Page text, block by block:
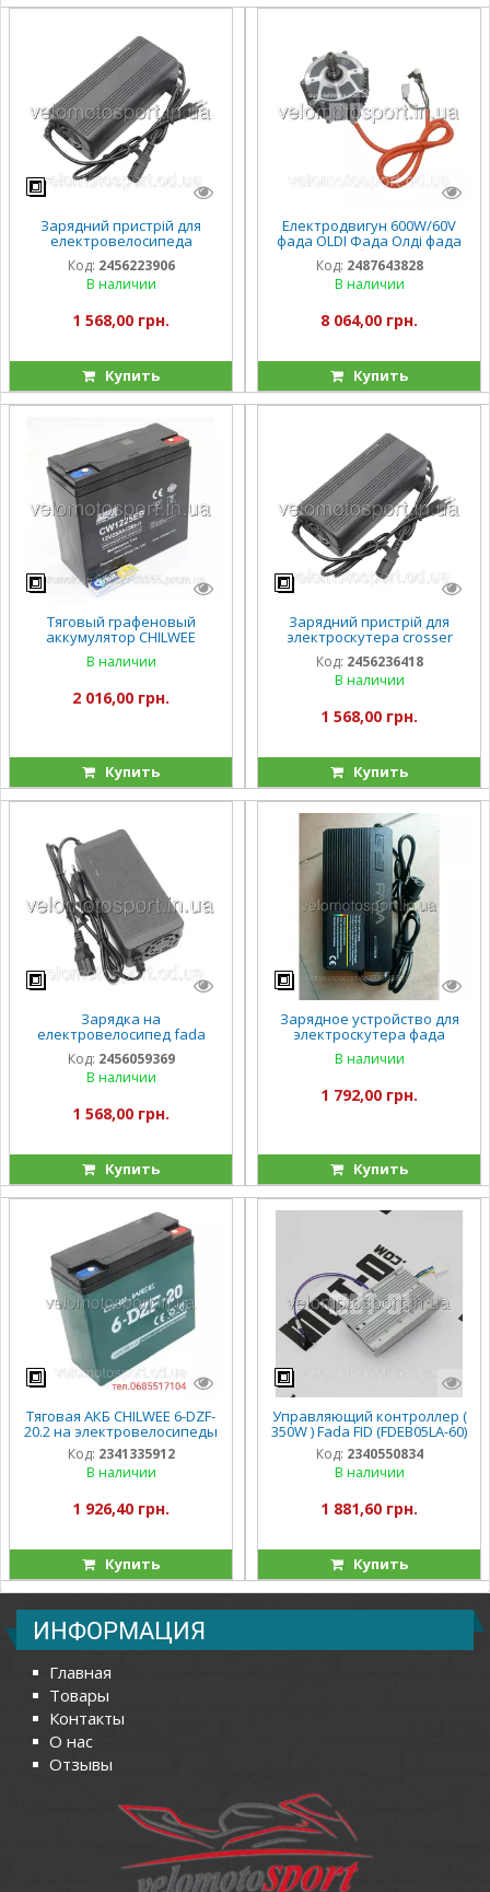
Зарядний пристрій для
електровелосипеда
електроскутера фада
кроссер 60V 15А 12A/год
FADA флит фада рута
Код: 2456223906
В наличии
1 568,00 грн.
Купить
Електродвигун 600W/60V
фада OLDI Фада Олді фада
булі
Код: 2487643828
В наличии
8 064,00 грн.
Купить
Тяговый графеновый
аккумулятор CHILWEE
CW1225EB 12V25Ah
В наличии
2 016,00 грн.
Купить
Зарядний пристрій для
электроскутера crosser
кроссер 60V 15А 12A/
Код: 2456236418
В наличии
1 568,00 грн.
Купить
Зарядка на
електровелосипед fada
ритма 2 60/20AH FADA ritmo 2
Фада Булли фада Олди
Код: 2456059369
В наличии
1 568,00 грн.
Купить
Зарядное устройство для
электроскутера фада
72/25AH FADA BULLI Фада
Булли фада Олди
В наличии
1 792,00 грн.
Купить
Тяговая АКБ CHILWEE 6-DZF-
20.2 на электровелосипеды
Код: 2341335912
В наличии
1 926,40 грн.
Купить
Управляющий контроллер (
350W ) Fada FID (FDEB05LA-60)
Код: 2340550834
В наличии
1 881,60 грн.
Купить
ИНФОРМАЦИЯ
Главная
Товары
Контакты
О нас
Отзывы